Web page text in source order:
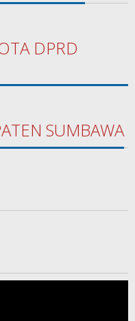
DPRD
SUMBAWA